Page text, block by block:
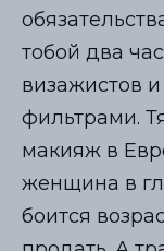
тобой два
визажистов
фильтрами.
макияж в
женщина в
боится